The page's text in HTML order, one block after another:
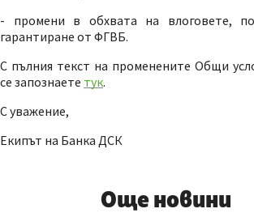
- промени в обхвата на влоговете,
гарантиране от ФГВБ.
С пълния текст на променените Общи
се запознаете тук.
С уважение,
Екипът на Банка ДСК
Още новини